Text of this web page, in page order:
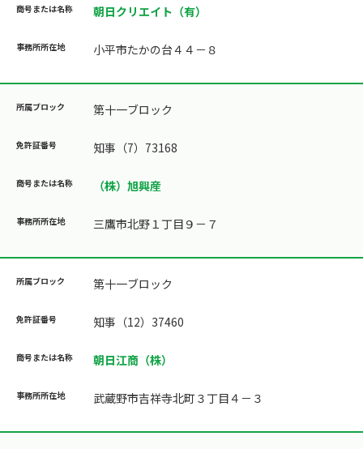
朝日クリエイト（有）
小平市たかの台４４－８
第十一ブロック
知事（7）73168
（株）旭興産
三鷹市北野１丁目９－７
第十一ブロック
知事（12）37460
朝日江商（株）
武蔵野市吉祥寺北町３丁目４－３